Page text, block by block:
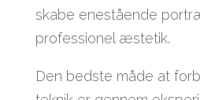
skabe enestående
professionel æstetik.
Den bedste måde at